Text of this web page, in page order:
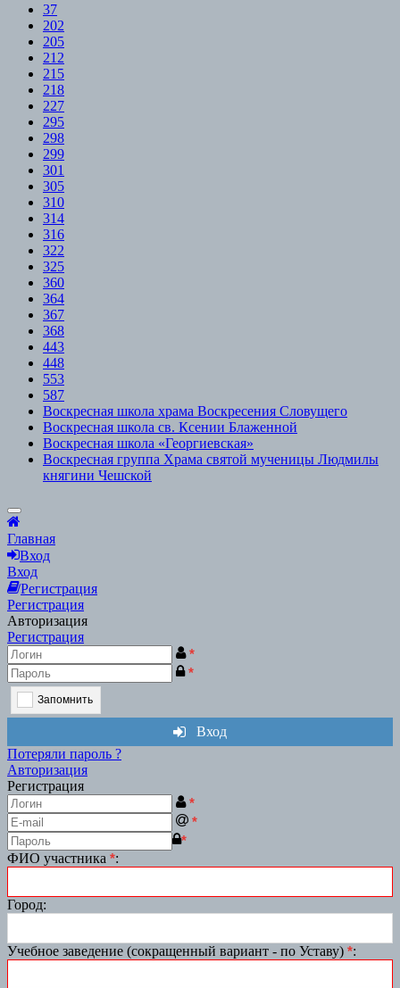
37
202
205
212
215
218
227
295
298
299
301
305
310
314
316
322
325
360
364
367
368
443
448
553
587
Воскресная школа храма Воскресения Словущего
Воскресная школа св. Ксении Блаженной
Воскресная школа «Георгиевская»
Воскресная группа Храма святой мученицы Людмилы
княгини Чешской
Scroll
to
Top
Главная
Вход
Вход
Регистрация
Регистрация
Авторизация
Регистрация
*
*
Запомнить
Вход
Потеряли пароль ?
Авторизация
Регистрация
*
*
*
ФИО участника *:
Город:
Учебное заведение (сокращенный вариант - по Уставу) *: